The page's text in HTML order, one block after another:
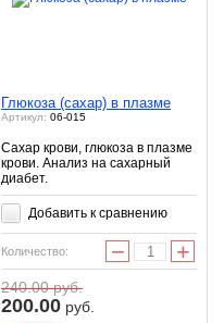
Глюкоза (сахар) в плазме
Артикул: 06-015
Сахар крови, глюкоза в плазме
крови. Анализ на сахарный
диабет.
Добавить к сравнению
Количество: − +
240.00руб.
200.00 руб.